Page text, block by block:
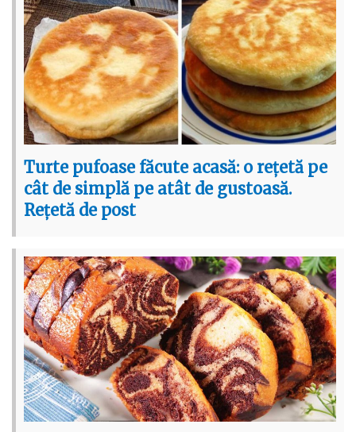
Turte pufoase făcute acasă: o rețetă pe
cât de simplă pe atât de gustoasă.
Rețetă de post